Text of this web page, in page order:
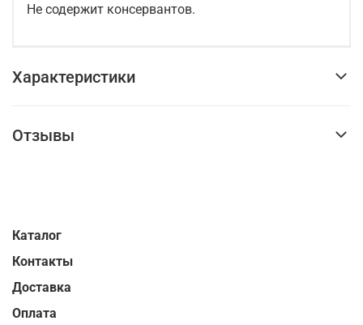
Не содержит консервантов.
Характеристики
Отзывы
Каталог
Контакты
Доставка
Оплата